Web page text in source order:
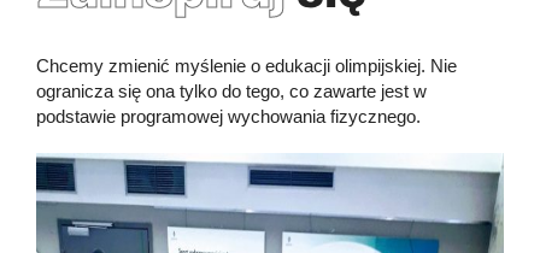
Chcemy zmienić myślenie o edukacji olimpijskiej. Nie
ogranicza się ona tylko do tego, co zawarte jest w
podstawie programowej wychowania fizycznego.